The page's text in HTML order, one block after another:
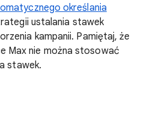
określania
ustalania stawek
kampanii. Pamiętaj, że
Max nie można stosować
stawek.